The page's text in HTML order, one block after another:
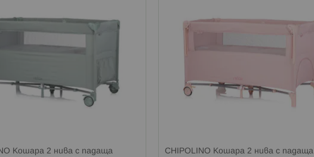
Кошара 2 нива с падаща
CHIPOLINO Кошара 2 нива с падаща